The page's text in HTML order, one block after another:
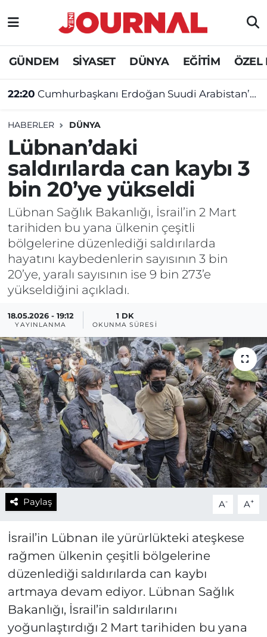
GÜNDEM SİYASET DÜNYA EĞİTİM ÖZEL
22:20 Cumhurbaşkanı Erdoğan Suudi Arabistan’a gidecek
HABERLER DÜNYA
Lübnan’daki
saldırılarda can kaybı 3
bin 20’ye yükseldi
Lübnan Sağlık Bakanlığı, İsrail’in 2 Mart
tarihiden bu yana ülkenin çeşitli
bölgelerine düzenlediği saldırılarda
hayatını kaybedenlerin sayısının 3 bin
20’ye, yaralı sayısının ise 9 bin 273’e
yükseldiğini açıkladı.
18.05.2026 - 19:12
YAYINLANMA
1 DK
OKUNMA SÜRESI
Paylaş A- A+
İsrail’in Lübnan ile yürürlükteki ateşkese
rağmen ülkenin çeşitli bölgelerine
düzenlediği saldırılarda can kaybı
artmaya devam ediyor. Lübnan Sağlık
Bakanlığı, İsrail’in saldırılarını
yoğunlaştırdığı 2 Mart tarihiden bu yana
GÜNDEM
SİYASET
DÜNYA
EĞİTİM
ÖZEL HABER
Nöbetçi Eczaneler
Hava Durumu
Süper Lig Puan Durumu ve Fikstür
Tüm Manşetler
Son Dakika Haberleri
Haber Arşivi